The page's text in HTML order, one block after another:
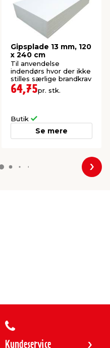
Gipsplade 13 mm, 120
x 240 cm
Til anvendelse
indendørs hvor der ikke
stilles særlige brandkrav
64,75pr. stk.
Butik
Se mere
Kundeservice